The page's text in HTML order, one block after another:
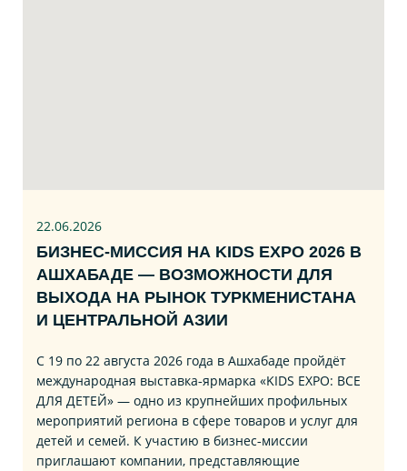
22.06.2026
БИЗНЕС‑МИССИЯ НА KIDS EXPO 2026 В
АШХАБАДЕ — ВОЗМОЖНОСТИ ДЛЯ
ВЫХОДА НА РЫНОК ТУРКМЕНИСТАНА
И ЦЕНТРАЛЬНОЙ АЗИИ
С 19 по 22 августа 2026 года в Ашхабаде пройдёт
международная выставка‑ярмарка «KIDS EXPO: ВСЕ
ДЛЯ ДЕТЕЙ» — одно из крупнейших профильных
мероприятий региона в сфере товаров и услуг для
детей и семей. К участию в бизнес‑миссии
приглашают компании, представляющие